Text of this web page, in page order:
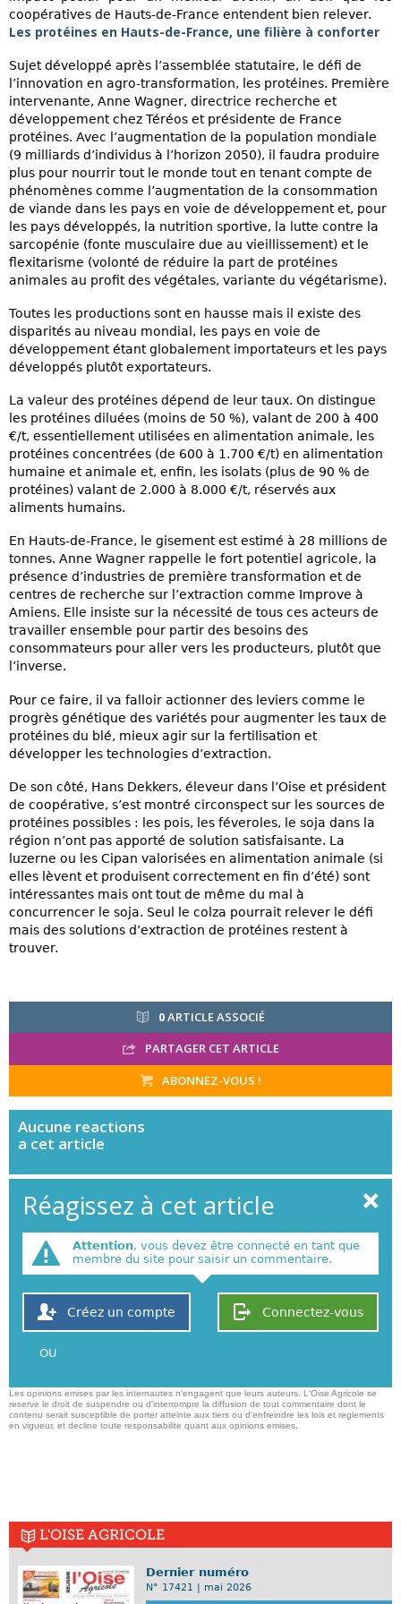
coopératives de Hauts-de-France entendent bien relever.
Les protéines en Hauts-de-France, une filière à conforter
Sujet développé après l’assemblée statutaire, le défi de
l’innovation en agro-transformation, les protéines. Première
intervenante, Anne Wagner, directrice recherche et
développement chez Téréos et présidente de France
protéines. Avec l’augmentation de la population mondiale
(9 milliards d’individus à l’horizon 2050), il faudra produire
plus pour nourrir tout le monde tout en tenant compte de
phénomènes comme l’augmentation de la consommation
de viande dans les pays en voie de développement et, pour
les pays développés, la nutrition sportive, la lutte contre la
sarcopénie (fonte musculaire due au vieillissement) et le
flexitarisme (volonté de réduire la part de protéines
animales au profit des végétales, variante du végétarisme).
Toutes les productions sont en hausse mais il existe des
disparités au niveau mondial, les pays en voie de
développement étant globalement importateurs et les pays
développés plutôt exportateurs.
La valeur des protéines dépend de leur taux. On distingue
les protéines diluées (moins de 50 %), valant de 200 à 400
€/t, essentiellement utilisées en alimentation animale, les
protéines concentrées (de 600 à 1.700 €/t) en alimentation
humaine et animale et, enfin, les isolats (plus de 90 % de
protéines) valant de 2.000 à 8.000 €/t, réservés aux
aliments humains.
En Hauts-de-France, le gisement est estimé à 28 millions de
tonnes. Anne Wagner rappelle le fort potentiel agricole, la
présence d’industries de première transformation et de
centres de recherche sur l’extraction comme Improve à
Amiens. Elle insiste sur la nécessité de tous ces acteurs de
travailler ensemble pour partir des besoins des
consommateurs pour aller vers les producteurs, plutôt que
l’inverse.
Pour ce faire, il va falloir actionner des leviers comme le
progrès génétique des variétés pour augmenter les taux de
protéines du blé, mieux agir sur la fertilisation et
développer les technologies d’extraction.
De son côté, Hans Dekkers, éleveur dans l’Oise et président
de coopérative, s’est montré circonspect sur les sources de
protéines possibles : les pois, les féveroles, le soja dans la
région n’ont pas apporté de solution satisfaisante. La
luzerne ou les Cipan valorisées en alimentation animale (si
elles lèvent et produisent correctement en fin d’été) sont
intéressantes mais ont tout de même du mal à
concurrencer le soja. Seul le colza pourrait relever le défi
mais des solutions d’extraction de protéines restent à
trouver.
0ARTICLE ASSOCIÉ
PARTAGER CET ARTICLE
ABONNEZ-VOUS !
Aucune reactions
a cet article
Réagissez à cet article
Attention, vous devez être connecté en tant que
membre du site pour saisir un commentaire.
Connectez-vous
Créez un compte
OU
Les opinions emises par les internautes n'engagent que leurs auteurs. L'Oise Agricole se
reserve le droit de suspendre ou d'interrompre la diffusion de tout commentaire dont le
contenu serait susceptible de porter atteinte aux tiers ou d'enfreindre les lois et reglements
en vigueur, et decline toute responsabilite quant aux opinions emises,
L'OISE AGRICOLE
Dernier numéro
N° 17421 | mai 2026